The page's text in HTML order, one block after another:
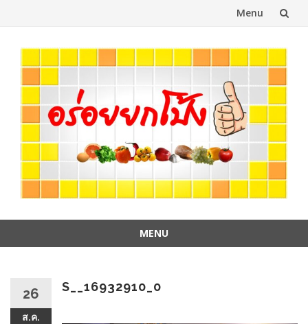
Menu
content
MENU
26
ส.ค.
S__16932910_0